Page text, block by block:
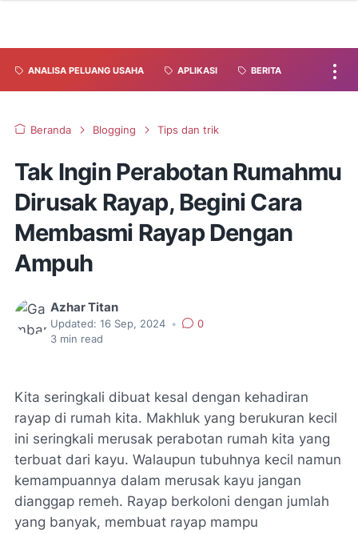
ANALISA PELUANG USAHA APLIKASI BERITA
Beranda Blogging Tips dan trik
Tak Ingin Perabotan Rumahmu
Dirusak Rayap, Begini Cara
Membasmi Rayap Dengan
Ampuh
Azhar Titan
Updated: 16 Sep, 2024 •
0
3 min read
Kita seringkali dibuat kesal dengan kehadiran
rayap di rumah kita. Makhluk yang berukuran kecil
ini seringkali merusak perabotan rumah kita yang
terbuat dari kayu. Walaupun tubuhnya kecil namun
kemampuannya dalam merusak kayu jangan
dianggap remeh. Rayap berkoloni dengan jumlah
yang banyak, membuat rayap mampu